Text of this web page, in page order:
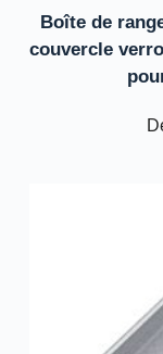
Boîte de
couvercle